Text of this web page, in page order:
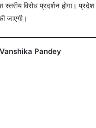
स्तरीय विरोध प्रदर्शन होगा।
जाएगी।
Vanshika Pandey